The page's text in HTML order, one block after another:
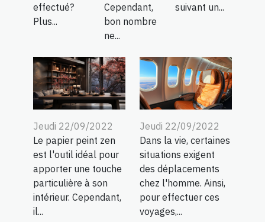
effectué?
Plus...
Cependant,
bon nombre
ne...
suivant un...
Jeudi 22/09/2022
Le papier peint zen
est l'outil idéal pour
apporter une touche
particulière à son
intérieur. Cependant,
il...
Jeudi 22/09/2022
Dans la vie, certaines
situations exigent
des déplacements
chez l'homme. Ainsi,
pour effectuer ces
voyages,...